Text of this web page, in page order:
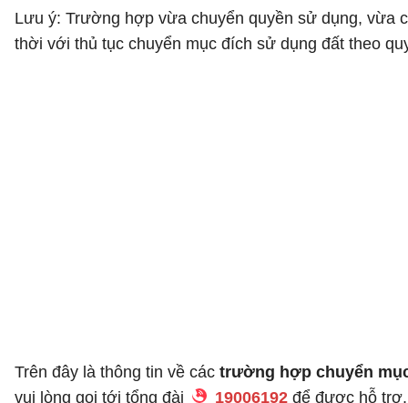
Lưu ý: Trường hợp vừa chuyển quyền sử dụng, vừa
thời với thủ tục chuyển mục đích sử dụng đất theo
Trên đây là thông tin về các trường hợp chuyển
vui lòng gọi tới tổng đài
19006192 để được hỗ trợ.